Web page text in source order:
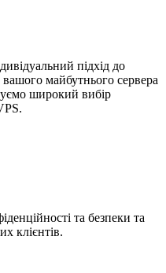
підхід до
майбутнього сервера
широкий вибір
та безпеки та
клієнтів.